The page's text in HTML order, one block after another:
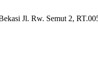
Jl. Rw. Semut 2,